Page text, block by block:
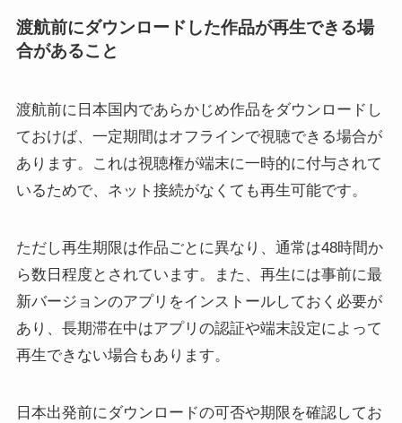
渡航前にダウンロードした作品が再生できる場
合があること
渡航前に日本国内であらかじめ作品をダウンロードし
ておけば、一定期間はオフラインで視聴できる場合が
あります。これは視聴権が端末に一時的に付与されて
いるためで、ネット接続がなくても再生可能です。
ただし再生期限は作品ごとに異なり、通常は48時間か
ら数日程度とされています。また、再生には事前に最
新バージョンのアプリをインストールしておく必要が
あり、長期滞在中はアプリの認証や端末設定によって
再生できない場合もあります。
日本出発前にダウンロードの可否や期限を確認してお